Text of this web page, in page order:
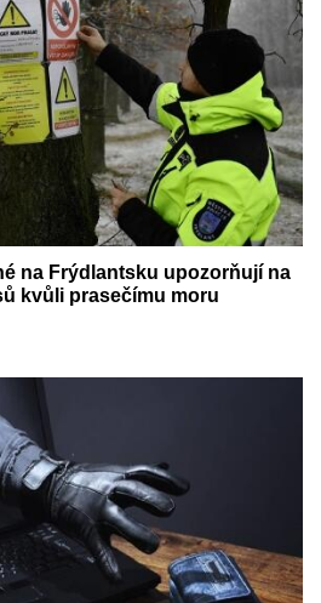
na Frýdlantsku upozorňují na
kvůli prasečímu moru